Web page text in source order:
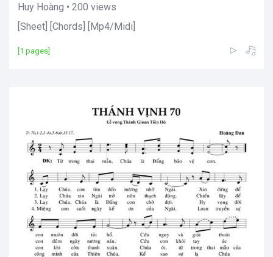
Huy Hoàng • 200 views
[Sheet] [Chords] [Mp4/Midi]
[1 pages]